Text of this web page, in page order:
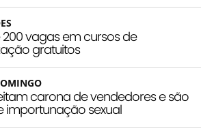
200 vagas em cursos de
gratuitos
carona de vendedores e são
importunação sexual